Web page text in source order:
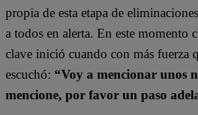
propia de esta etapa de
a todos en alerta. En este momento
clave inició cuando con más fuerza
escuchó: “Voy a mencionar unos
mencione, por favor un paso